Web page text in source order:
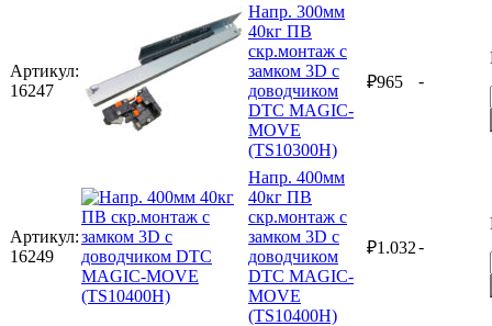
Артикул:
16247
Напр. 300мм
40кг ПВ
скр.монтаж с
замком 3D с
доводчиком
DTC MAGIC-
MOVE
(TS10300H)
₽965 -
Артикул:
16249
Напр. 400мм
40кг ПВ
скр.монтаж с
замком 3D с
доводчиком
DTC MAGIC-
MOVE
(TS10400H)
₽1.032-